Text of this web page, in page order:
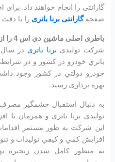
گارانتی را انجام خواهند داد.
صفحه گارانتی برنا باتری را با دقت
باطری اصلی ماشین دی اس 4 را از کجا بخریم؟
شرکت تولیدی برنا باتری
باتري خودرو در كشور و در
بهره برداری رسید.
به دنبال استقبال چشمگير
توليدي برنا باتری و همزمان با
اين شرکت به طور مستمر
افزايش كمي و كيفي توليدات و
به منظور كامل شدن زنجيره